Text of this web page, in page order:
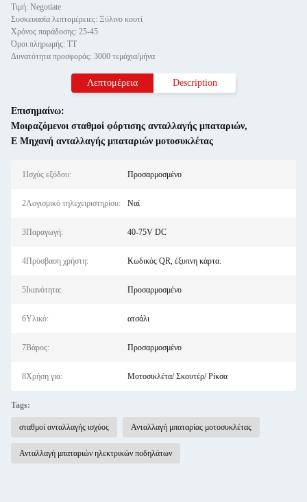
Τιμή: Negotiate
Συσκευασία λεπτομέρειες: Ξύλινο κουτί
Χρόνος παράδοσης: 25-45
Όροι πληρωμής: ΤΤ
Δυνατότητα προσφοράς: 3000 τεμάχια/μήνα
Λεπτομέρεια Description
Επισημαίνω:
Μοιραζόμενοι σταθμοί φόρτισης ανταλλαγής μπαταριών,
E Μηχανή ανταλλαγής μπαταριών μοτοσυκλέτας
1Ισχύς εξόδου: Προσαρμοσμένο
2Λογισμικό τηλεχειριστηρίου: Ναί
3Παραγωγή: 40-75V DC
4Πρόσβαση χρήστη: Κωδικός QR, έξυπνη κάρτα.
5Ικανότητα: Προσαρμοσμένο
6Υλικό: ατσάλι
7Βάρος: Προσαρμοσμένο
8Χρήση για: Μοτοσικλέτα/ Σκουτέρ/ Ρίκσα
Tags:
σταθμοί ανταλλαγής ισχύος Ανταλλαγή μπαταρίας μοτοσυκλέτας
Ανταλλαγή μπαταριών ηλεκτρικών ποδηλάτων